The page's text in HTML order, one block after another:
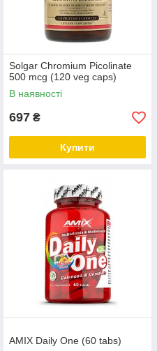
Solgar Chromium Picolinate
500 mcg (120 veg caps)
В наявності
697 ₴
Купити
AMIX Daily One (60 tabs)